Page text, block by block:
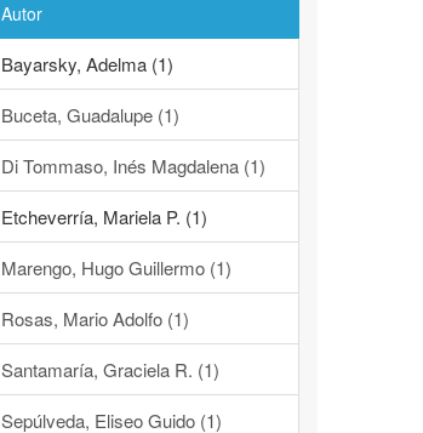
Autor
Bayarsky, Adelma (1)
Buceta, Guadalupe (1)
Di Tommaso, Inés Magdalena (1)
Etcheverría, Mariela P. (1)
Marengo, Hugo Guillermo (1)
Rosas, Mario Adolfo (1)
Santamaría, Graciela R. (1)
Sepúlveda, Eliseo Guido (1)